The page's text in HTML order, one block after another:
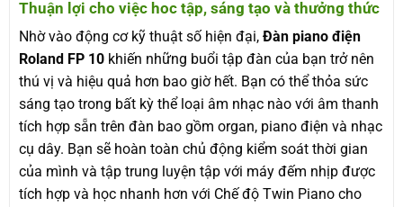
Thuận lợi cho việc hoc tập, sáng tạo và thưởng thức
Nhờ vào động cơ kỹ thuật số hiện đại, Đàn piano điện
Roland FP 10 khiến những buổi tập đàn của bạn trở nên
thú vị và hiệu quả hơn bao giờ hết. Bạn có thể thỏa sức
sáng tạo trong bất kỳ thể loại âm nhạc nào với âm thanh
tích hợp sẵn trên đàn bao gồm organ, piano điện và nhạc
cụ dây. Bạn sẽ hoàn toàn chủ động kiểm soát thời gian
của mình và tập trung luyện tập với máy đếm nhịp được
tích hợp và học nhanh hơn với Chế độ Twin Piano cho